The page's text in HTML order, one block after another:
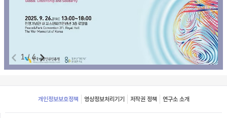
1/4
Footer
개인정보보호정책 영상정보처리기기 저작권 정책 연구소 소개